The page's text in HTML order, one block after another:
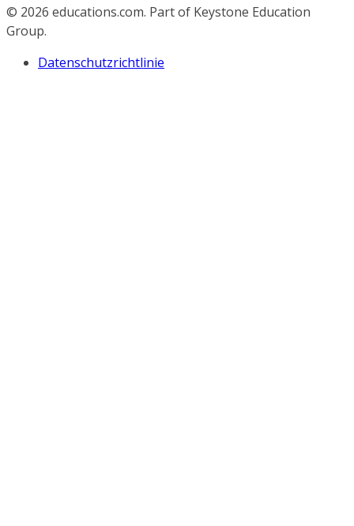
© 2026 educations.com. Part of Keystone Education
Group.
Datenschutzrichtlinie